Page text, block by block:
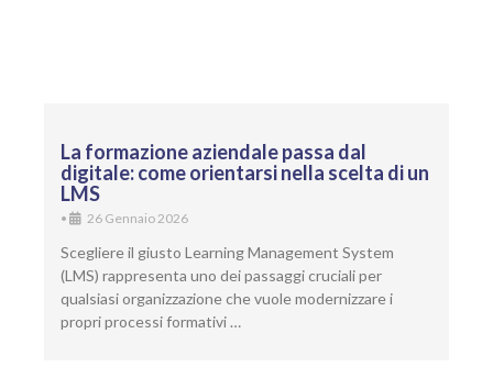
La formazione aziendale passa dal
digitale: come orientarsi nella scelta di un
LMS
• 26 Gennaio 2026
Scegliere il giusto Learning Management System
(LMS) rappresenta uno dei passaggi cruciali per
qualsiasi organizzazione che vuole modernizzare i
propri processi formativi …